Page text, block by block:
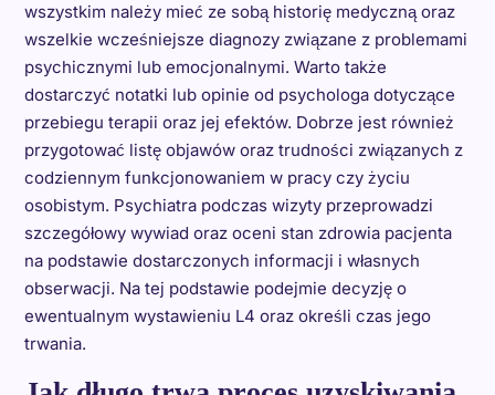
wszystkim należy mieć ze sobą historię medyczną oraz
wszelkie wcześniejsze diagnozy związane z problemami
psychicznymi lub emocjonalnymi. Warto także
dostarczyć notatki lub opinie od psychologa dotyczące
przebiegu terapii oraz jej efektów. Dobrze jest również
przygotować listę objawów oraz trudności związanych z
codziennym funkcjonowaniem w pracy czy życiu
osobistym. Psychiatra podczas wizyty przeprowadzi
szczegółowy wywiad oraz oceni stan zdrowia pacjenta
na podstawie dostarczonych informacji i własnych
obserwacji. Na tej podstawie podejmie decyzję o
ewentualnym wystawieniu L4 oraz określi czas jego
trwania.